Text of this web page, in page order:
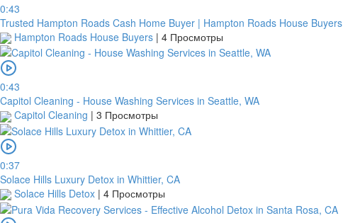
0:43
Trusted Hampton Roads Cash Home Buyer | Hampton Roads House Buyers
Hampton Roads House Buyers | 4 Просмотры
0:43
Capitol Cleaning - House Washing Services in Seattle, WA
Capitol Cleaning | 3 Просмотры
0:37
Solace Hills Luxury Detox in Whittier, CA
Solace Hills Detox | 4 Просмотры